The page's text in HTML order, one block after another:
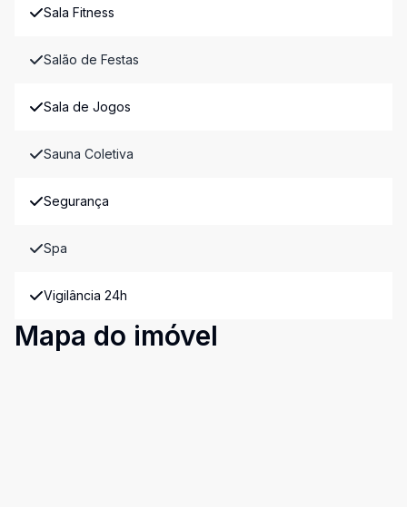
Sala Fitness
Salão de Festas
Sala de Jogos
Sauna Coletiva
Segurança
Spa
Vigilância 24h
Mapa do imóvel